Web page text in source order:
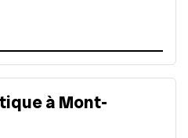
à Mont-